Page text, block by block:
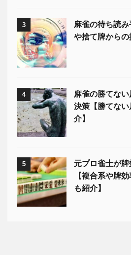
3
麻雀の待ち読
や捨て牌からの
4
麻雀の勝てな
決策【勝てな
介】
5
元プロ雀士が
【複合系や牌
も紹介】